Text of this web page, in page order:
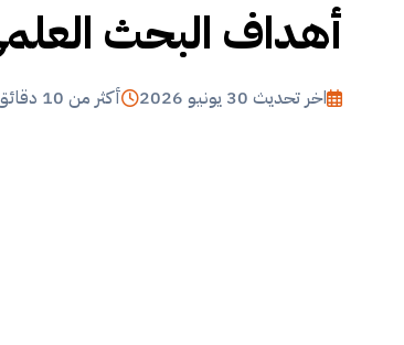
أهداف البحث
اخر تحديث 30 يونيو 2026 أكثر من 10 دقائق قراءة